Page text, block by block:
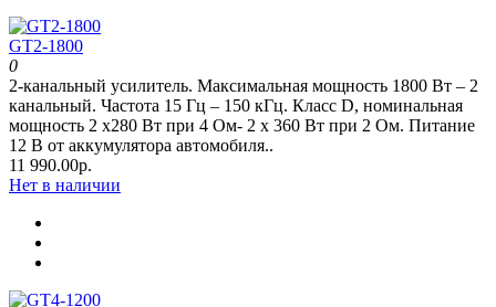
GT2-1800
0
2-канальный усилитель. Максимальная мощность 1800 Вт – 2
канальный. Частота 15 Гц – 150 кГц. Класс D, номинальная
мощность 2 x280 Вт при 4 Oм- 2 x 360 Вт при 2 Oм. Питание
12 В от аккумулятора автомобиля..
11 990.00р.
Нет в наличии